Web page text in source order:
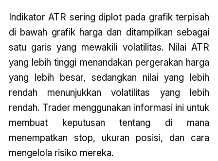
Indikator ATR sering diplot pada grafik terpisah
di bawah grafik harga dan ditampilkan sebagai
satu garis yang mewakili volatilitas. Nilai ATR
yang lebih tinggi menandakan pergerakan harga
yang lebih besar, sedangkan nilai yang lebih
rendah menunjukkan volatilitas yang lebih
rendah. Trader menggunakan informasi ini untuk
membuat keputusan tentang di mana
menempatkan stop, ukuran posisi, dan cara
mengelola risiko mereka.